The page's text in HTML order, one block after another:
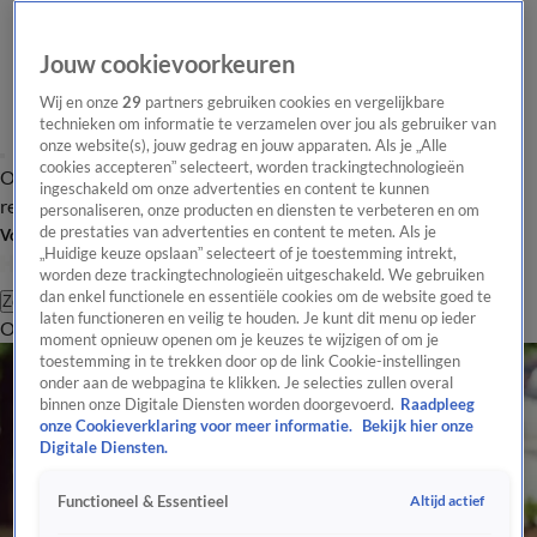
Overzicht Laatste nieuws Regionieuws Het beste van Hart
Tip de
redactie
Volg Hart van Nederland
Zoeken
OverzichtRegioUitzendingenWeerTip de redactiePanelVideo's
Jouw cookievoorkeuren
Wij en onze29 partners gebruiken cookies en vergelijkbare
technieken om informatie te verzamelen over jou als gebruiker van
onze website(s), jouw gedrag en jouw apparaten. Als je „Alle
cookies accepteren” selecteert, worden trackingtechnologieën
ingeschakeld om onze advertenties en content te kunnen
personaliseren, onze producten en diensten te verbeteren en om
de prestaties van advertenties en content te meten. Als je
„Huidige keuze opslaan” selecteert of je toestemming intrekt,
worden deze trackingtechnologieën uitgeschakeld. We gebruiken
dan enkel functionele en essentiële cookies om de website goed te
laten functioneren en veilig te houden. Je kunt dit menu op ieder
moment opnieuw openen om je keuzes te wijzigen of om je
toestemming in te trekken door op de link Cookie-instellingen
onder aan de webpagina te klikken. Je selecties zullen overal
binnen onze Digitale Diensten worden doorgevoerd. Raadpleeg
onze Cookieverklaring voor meer informatie.
Bekijk hier onze
Digitale Diensten.
Functioneel & Essentieel Altijd actief